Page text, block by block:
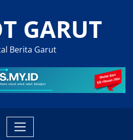
GARUT
Berita Garut